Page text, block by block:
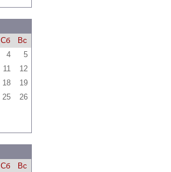
Сб
Вс
4
5
11
12
18
19
25
26
Сб
Вс